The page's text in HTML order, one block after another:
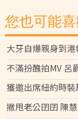
您也可能
大牙自爆親身到
不滿扮醜拍MV 呂
獲邀出席紐約時
撇甩老公囝囝 陳